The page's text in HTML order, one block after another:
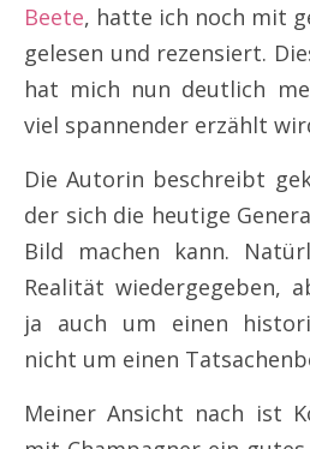
Beete, hatte ich noch mit
gelesen und rezensiert.
hat mich nun deutlich
viel spannender erzählt
Die Autorin beschreibt
der sich die heutige
Bild machen kann.
Realität wiedergegeben,
ja auch um einen
nicht um einen
Meiner Ansicht nach ist